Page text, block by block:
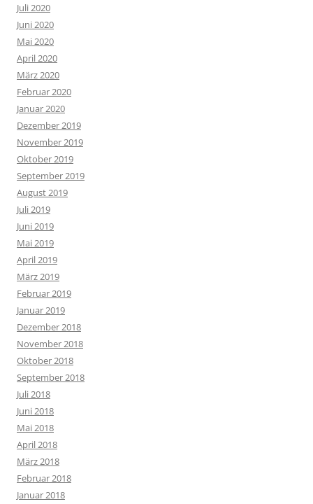
Juli 2020
Juni 2020
Mai 2020
April 2020
März 2020
Februar 2020
Januar 2020
Dezember 2019
November 2019
Oktober 2019
September 2019
August 2019
Juli 2019
Juni 2019
Mai 2019
April 2019
März 2019
Februar 2019
Januar 2019
Dezember 2018
November 2018
Oktober 2018
September 2018
Juli 2018
Juni 2018
Mai 2018
April 2018
März 2018
Februar 2018
Januar 2018